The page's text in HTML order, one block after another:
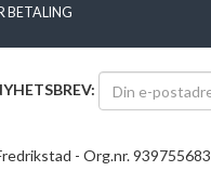
BETALING
- Org.nr. 939755683